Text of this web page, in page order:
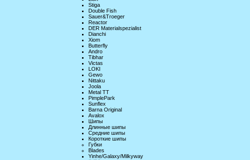
Stiga
Double Fish
Sauer&Troeger
Reactor
DER Materialspezialist
Dianchi
Xiom
Butterfly
Andro
Tibhar
Victas
LOKI
Gewo
Nittaku
Joola
Metal TT
PimplePark
Sunflex
Barna Original
Avalox
Шипы
Длинные шипы
Средние шипы
Короткие шипы
Губки
Blades
Yinhe/Galaxy/Milkyway